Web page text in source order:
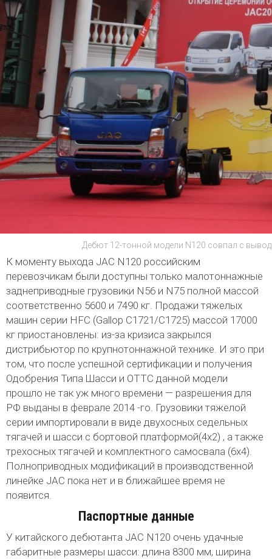
Дебют 12-тонной модели N120 совпал с
К моменту выхода JAC N120 российским
перевозчикам были доступны только малотоннажные
заднеприводные грузовики N56 и N75 полной массой
соответственно 5600 и 7490 кг. Продажи тяжелых
машин серии HFC (Gallop C1721/C1725) массой 17000
кг приостановлены: из-за кризиса закрылся
дистрибьютор по крупнотоннажной технике. И это при
том, что после успешной сертификации и получения
Одобрения Типа Шасси и ОТТС данной модели
прошло не так уж много времени — разрешения для
РФ выданы в феврале 2014 -го. Грузовики тяжелой
серии импортировали в виде двухосных седельных
тягачей и шасси с бортовой платформой(4х2) , а также
трехосных тягачей и комплектного самосвала (6х4).
Полноприводных модификаций в производственной
линейке JAC пока нет и в ближайшее время не
появится.
Паспортные данные
У китайского дебютанта JAC N120 очень удачные
габаритные размеры шасси: длина 8300 мм, ширина